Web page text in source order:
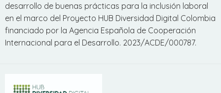
desarrollo de buenas prácticas para la inclusión laboral
en el marco del Proyecto HUB Diversidad Digital Colombia
financiado por la Agencia Española de Cooperación
Internacional para el Desarrollo. 2023/ACDE/000787.